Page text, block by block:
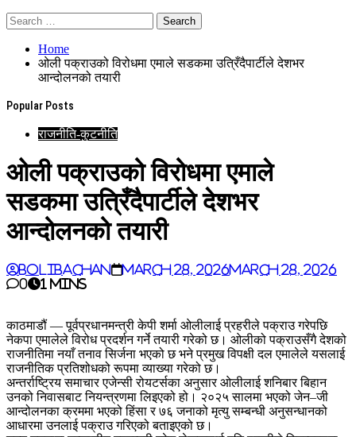
Home
ओली पक्राउको विरोधमा एमाले सडकमा उत्रिँदैपार्टीले देशभर
आन्दोलनको तयारी
Popular Posts
राजनीति-कुटनीति
ओली पक्राउको विरोधमा एमाले
सडकमा उत्रिँदैपार्टीले देशभर
आन्दोलनको तयारी
BoliBachan March 28, 2026March 28, 2026
0
1 mins
काठमाडौं — पूर्वप्रधानमन्त्री केपी शर्मा ओलीलाई प्रहरीले पक्राउ गरेपछि
नेकपा एमालेले विरोध प्रदर्शन गर्ने तयारी गरेको छ। ओलीको पक्राउसँगै देशको
राजनीतिमा नयाँ तनाव सिर्जना भएको छ भने प्रमुख विपक्षी दल एमालेले यसलाई
राजनीतिक प्रतिशोधको रूपमा व्याख्या गरेको छ।
अन्तर्राष्ट्रिय समाचार एजेन्सी रोयटर्सका अनुसार ओलीलाई शनिबार बिहान
उनको निवासबाट नियन्त्रणमा लिइएको हो। २०२५ सालमा भएको जेन–जी
आन्दोलनका क्रममा भएको हिंसा र ७६ जनाको मृत्यु सम्बन्धी अनुसन्धानको
आधारमा उनलाई पक्राउ गरिएको बताइएको छ।